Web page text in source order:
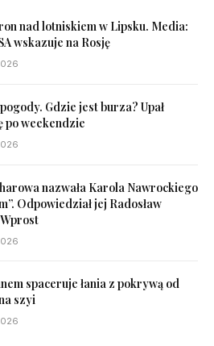
nad lotniskiem w Lipsku. Media:
wskazuje na Rosję
Gdzie jest burza? Upał
po weekendzie
nazwała Karola Nawrockiego
Odpowiedział jej Radosław
spaceruje łania z pokrywą od
szyi